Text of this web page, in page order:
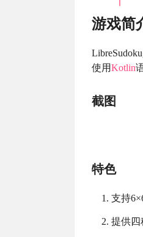
游戏简
使用Kotlin
截图
特色
支持
提供四